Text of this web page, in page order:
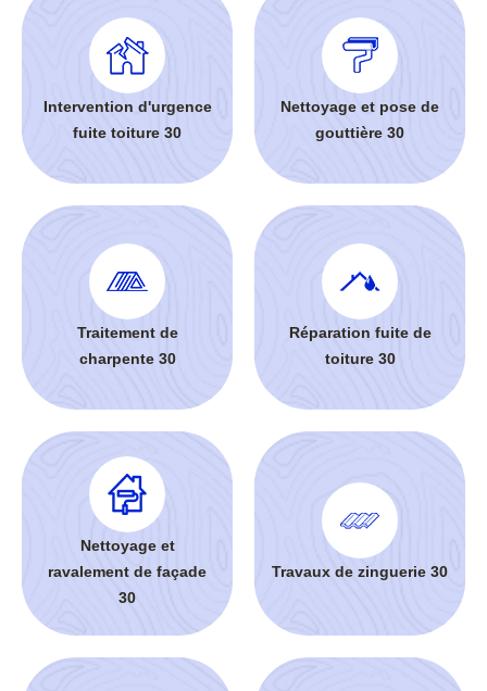
Intervention d'urgence
fuite toiture 30
Nettoyage et pose de
gouttière 30
Traitement de
charpente 30
Réparation fuite de
toiture 30
Nettoyage et
ravalement de façade
30
Travaux de zinguerie 30